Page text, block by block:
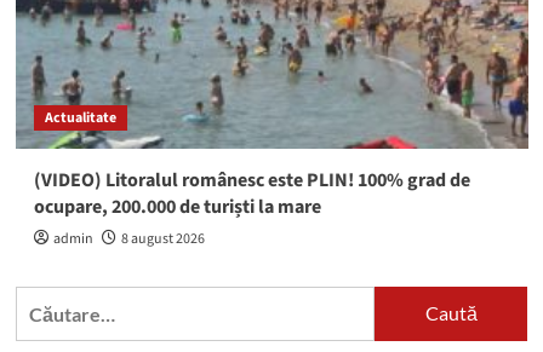
Actualitate
(VIDEO) Litoralul românesc este PLIN! 100% grad de
ocupare, 200.000 de turiști la mare
admin 8 august 2026